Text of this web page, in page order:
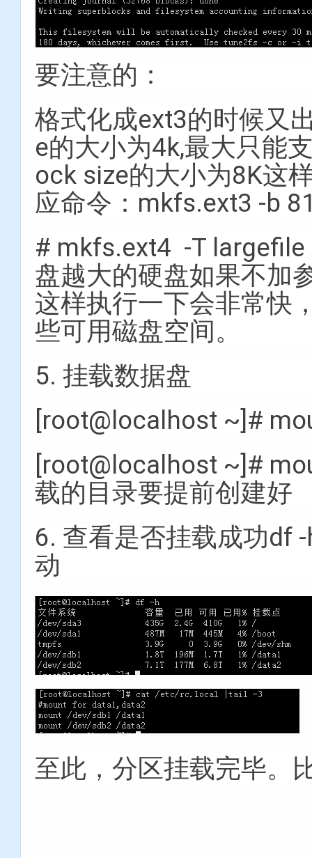
要注意的：
格式化成ext3的时候又
e的大小为4k,最大只能
ock size的大小为8K这
应命令：mkfs.ext3 -b
# mkfs.ext4 -T
盘越大的硬盘如果不加
这样执行一下会非常快
些可用磁盘空间。
5. 挂载数据盘
[root@localhost ~]#
[root@localhost ~]#
载的目录要提前创建好
6. 查看是否挂载成功df
动
至此，分区挂载完毕。